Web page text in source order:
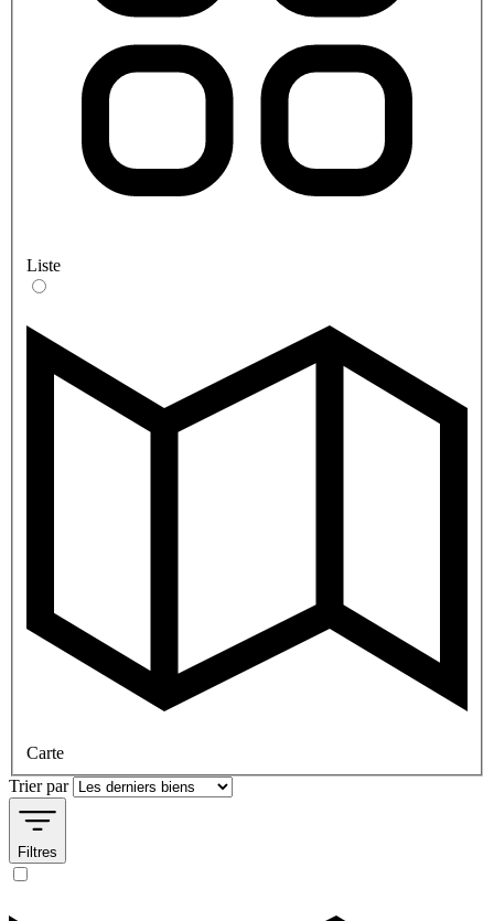
Liste
Carte
Trier par
Filtres